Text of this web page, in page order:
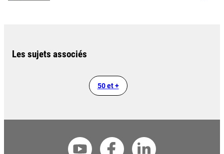
Les sujets associés
50 et +